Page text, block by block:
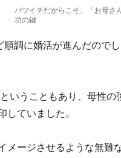
バツイチだからこそ、「お母さ
功の鍵
順調に婚活が進んだので
いうこともあり、母性
していました。
メージさせるような無難